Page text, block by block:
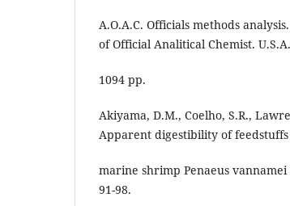
A.O.A.C. Officials methods
of Official Analitical Chemist. U.S.A.
1094 pp.
Akiyama, D.M., Coelho, S.R.,
Apparent digestibility of
marine shrimp Penaeus
91-98.